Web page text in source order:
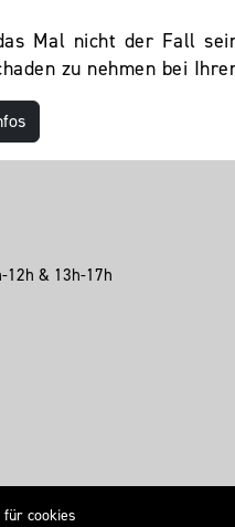
Mal nicht der Fall
zu nehmen bei
12h & 13h-17h
für cookies